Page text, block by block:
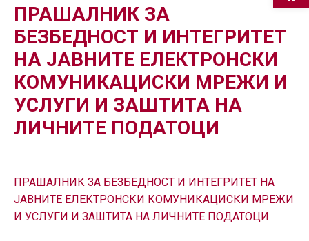
ДОКУМЕНТИ
РФ
СПЕКТАР
ТЕЛЕКОМУНИКАЦИИ
НА
ГРИЖА
ЗА
КОРИСНИЦИ
ПРАШАЛНИК ЗА
БЕЗБЕДНОСТ И ИНТЕГРИТЕТ
НА ЈАВНИТЕ ЕЛЕКТРОНСКИ
КОМУНИКАЦИСКИ МРЕЖИ И
УСЛУГИ И ЗАШТИТА НА
ЛИЧНИТЕ ПОДАТОЦИ
ПРАШАЛНИК ЗА БЕЗБЕДНОСТ И ИНТЕГРИТЕТ НА
ЈАВНИТЕ ЕЛЕКТРОНСКИ КОМУНИКАЦИСКИ МРЕЖИ
И УСЛУГИ И ЗАШТИТА НА ЛИЧНИТЕ ПОДАТОЦИ